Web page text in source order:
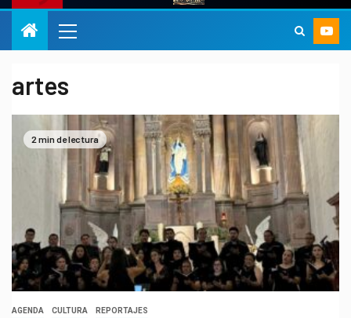
artes
2 min de lectura
AGENDA CULTURA REPORTAJES